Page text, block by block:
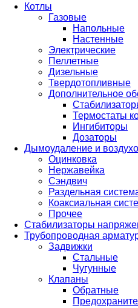
Котлы
Газовые
Напольные
Настенные
Электрические
Пеллетные
Дизельные
Твердотопливные
Дополнительное
Термостаты
Ингибиторы
Дозаторы
Дымоудаление и
Оцинковка
Нержавейка
Сэндвич
Раздельная
Коаксиальная
Прочее
Стабилизаторы
Трубопроводная
Задвижки
Стальные
Чугунные
Клапаны
Обратные